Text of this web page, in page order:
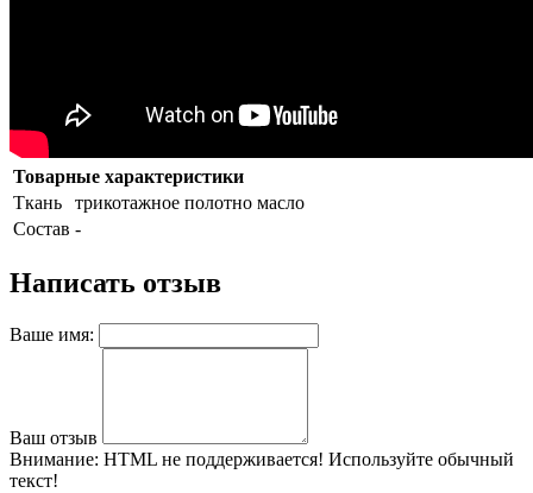
Товарные характеристики
Ткань
трикотажное полотно масло
Состав -
Написать отзыв
Ваше имя:
Ваш отзыв
Внимание: HTML не поддерживается! Используйте обычный
текст!